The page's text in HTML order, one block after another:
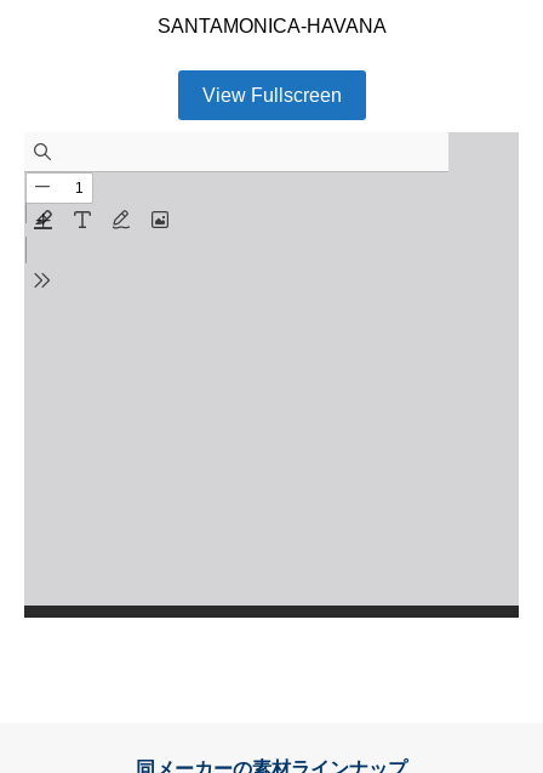
SANTAMONICA-HAVANA
View Fullscreen
同メーカーの素材ラインナップ